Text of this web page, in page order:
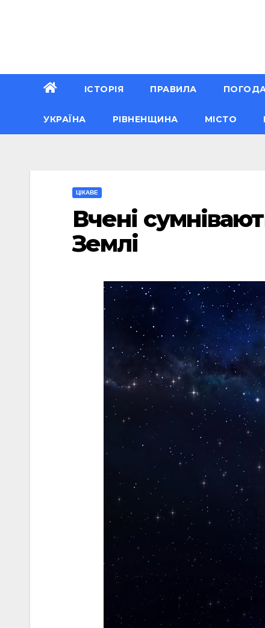
ІСТОРІЯ ПРАВИЛА
УКРАЇНА РІВНЕНЩИНА МІСТО
ЦІКАВЕ
Вчені
Землі